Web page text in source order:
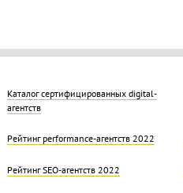
Каталог сертифицированных digital-
агентств
Рейтинг performance-агентств 2022
Рейтинг SEO-агентств 2022